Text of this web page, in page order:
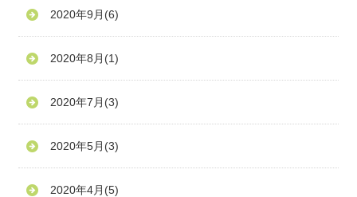
2020年9月 (6)
2020年8月 (1)
2020年7月 (3)
2020年5月 (3)
2020年4月 (5)